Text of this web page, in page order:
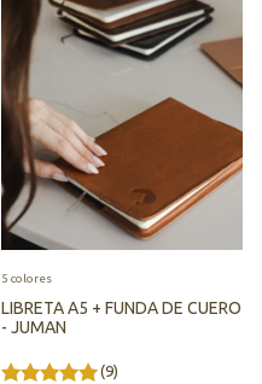
LIBRETA A5 + FUNDA DE CUERO
- JUMAN
(9)
5 colores